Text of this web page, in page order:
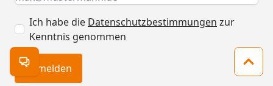
Ich habe die Datenschutzbestimmungen zur
Kenntnis genommen
Anmelden
Kontakt öffnen